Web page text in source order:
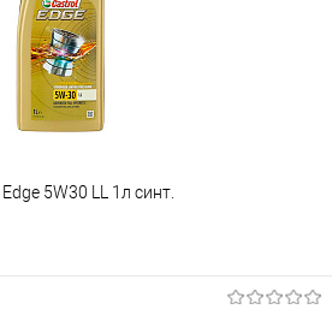
5W30 LL 1л синт.